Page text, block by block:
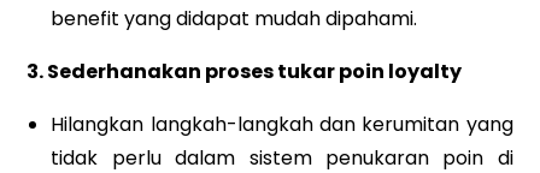
benefit yang didapat mudah dipahami.
3. Sederhanakan proses tukar poin loyalty
Hilangkan langkah-langkah dan kerumitan yang
tidak perlu dalam sistem penukaran poin di